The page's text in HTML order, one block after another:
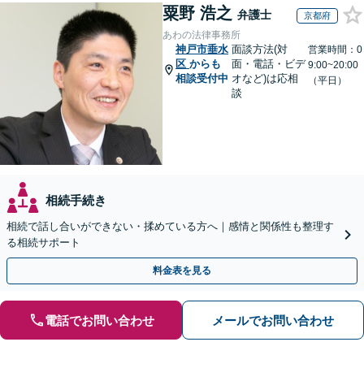
粟野 浩之 弁護士 京都府
あわの法律事務所
神戸市垂水
区 からも
相談受付中
面談方法(対
面・電話・ビデ
オなど)は応相
談
営業時間：0
9:00~20:00
（平日）
相続手続き
相続で話し合いができない・揉めている方へ｜感情と関係性も整理す
る相続サポート
料金表を見る
電話でお問い合わせ メールでお問い合わせ